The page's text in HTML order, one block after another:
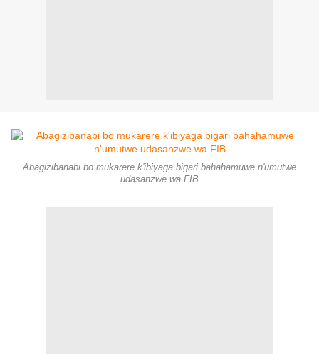
Abagizibanabi bo mukarere k'ibiyaga bigari bahahamuwe n'umutwe
udasanzwe wa FIB